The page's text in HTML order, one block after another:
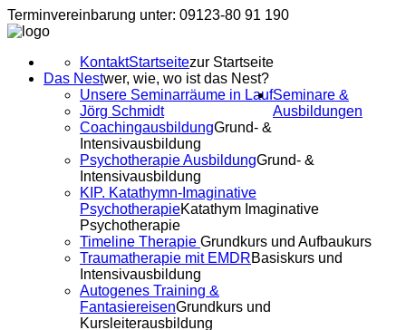
Terminvereinbarung unter: 09123-80 91 190
Startseitezur Startseite
Kontakt
Das Nestwer, wie, wo ist das Nest?
Unsere Seminarräume in Lauf
Jörg Schmidt
Seminare &
Ausbildungen
CoachingausbildungGrund- &
Intensivausbildung
Psychotherapie AusbildungGrund- &
Intensivausbildung
KIP. Katathymn-Imaginative
PsychotherapieKatathym Imaginative
Psychotherapie
Timeline Therapie Grundkurs und Aufbaukurs
Traumatherapie mit EMDRBasiskurs und
Intensivausbildung
Autogenes Training &
FantasiereisenGrundkurs und
Kursleiterausbildung